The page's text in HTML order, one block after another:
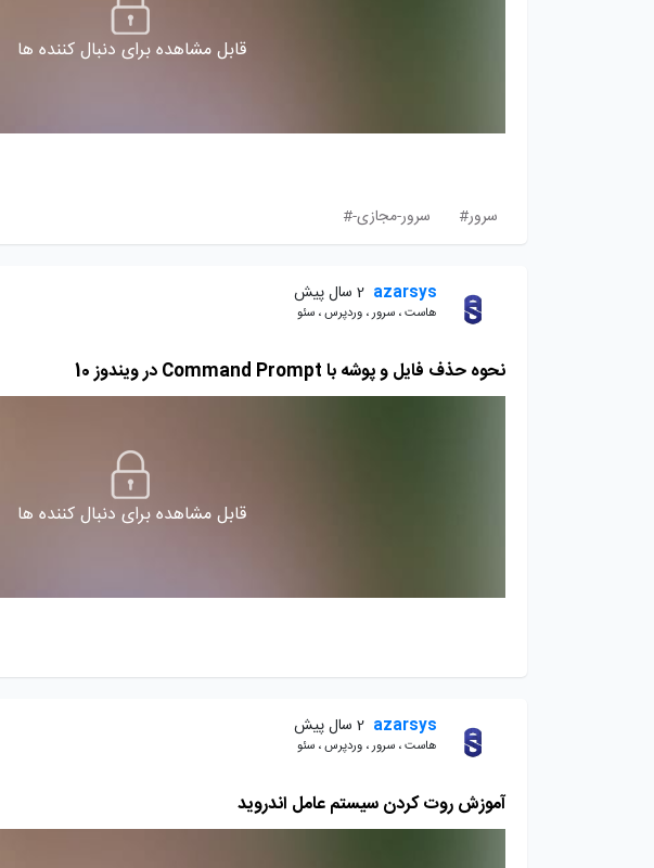
قابل مشاهده برای دنبال کننده ها
سرور#
سرور-مجازی-#
azarsys 2 سال پیش
هاست ، سرور ، وردپرس ، سئو
نحوه حذف فایل و پوشه با Command Prompt در ویندوز 10
قابل مشاهده برای دنبال کننده ها
azarsys 2 سال پیش
هاست ، سرور ، وردپرس ، سئو
آموزش روت کردن سیستم عامل اندروید